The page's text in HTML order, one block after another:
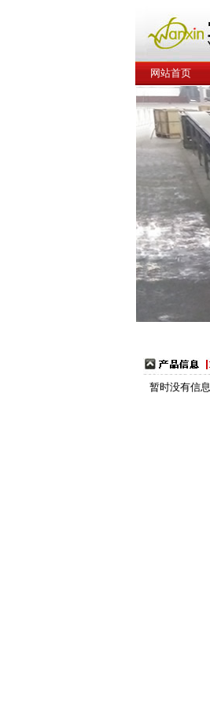
网站首页
工程案例
暂时没有信息